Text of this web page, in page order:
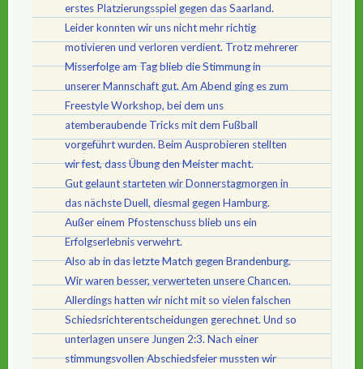
erstes Platzierungsspiel gegen das Saarland.
Leider konnten wir uns nicht mehr richtig
motivieren und verloren verdient. Trotz mehrerer
Misserfolge am Tag blieb die Stimmung in
unserer Mannschaft gut. Am Abend ging es zum
Freestyle Workshop, bei dem uns
atemberaubende Tricks mit dem Fußball
vorgeführt wurden. Beim Ausprobieren stellten
wir fest, dass Übung den Meister macht.
Gut gelaunt starteten wir Donnerstagmorgen in
das nächste Duell, diesmal gegen Hamburg.
Außer einem Pfostenschuss blieb uns ein
Erfolgserlebnis verwehrt.
Also ab in das letzte Match gegen Brandenburg.
Wir waren besser, verwerteten unsere Chancen.
Allerdings hatten wir nicht mit so vielen falschen
Schiedsrichterentscheidungen gerechnet. Und so
unterlagen unsere Jungen 2:3. Nach einer
stimmungsvollen Abschiedsfeier mussten wir